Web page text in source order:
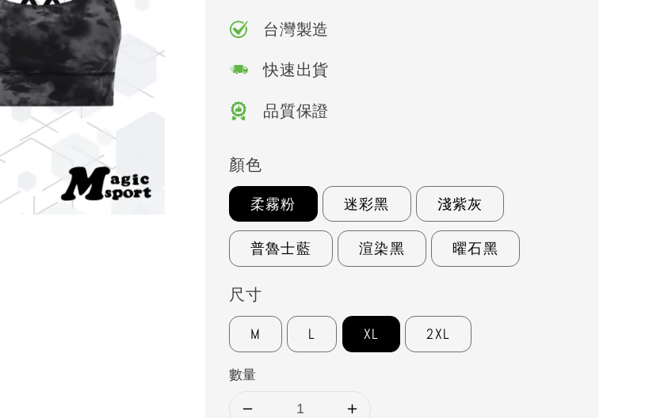
price
台灣製造
快速出貨
品質保證
顏色
柔霧粉 迷彩黑 淺紫灰
普魯士藍 渲染黑 曜石黑
尺寸
M L XL 2XL
數量